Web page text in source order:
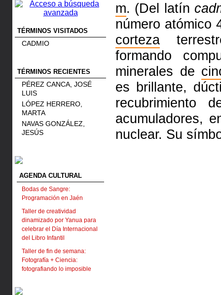
TÉRMINOS VISITADOS
CADMIO
TÉRMINOS RECIENTES
PÉREZ CANCA, JOSÉ
LUIS
LÓPEZ HERRERO,
MARTA
NAVAS GONZÁLEZ,
JESÚS
AGENDA CULTURAL
Bodas de Sangre:
Programación en Jaén
Taller de creatividad
dinamizado por Yanua para
celebrar el Día Internacional
del Libro Infantil
Taller de fin de semana:
Fotografía + Ciencia:
fotografiando lo imposible
m. (Del latín
número atómico
corteza
formando
minerales de
es brillante,
recubrimiento
acumuladores,
nuclear. Su